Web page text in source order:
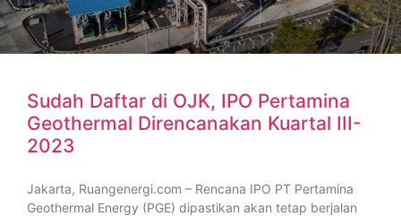
Sudah Daftar di OJK, IPO Pertamina
Geothermal Direncanakan Kuartal III-
2023
Jakarta, Ruangenergi.com – Rencana IPO PT Pertamina
Geothermal Energy (PGE) dipastikan akan tetap berjalan